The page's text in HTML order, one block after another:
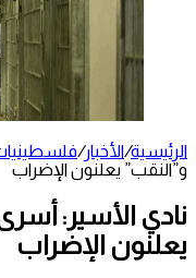
الرئيسية/الأخبار/
و”النقب” يعلنون الإضراب
نادي الأسير:
يعلنون الإضراب